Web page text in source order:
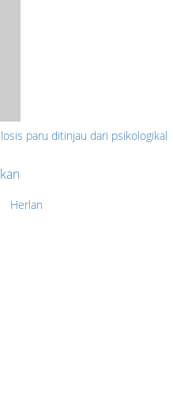
paru ditinjau dari psikologikal
Herlan